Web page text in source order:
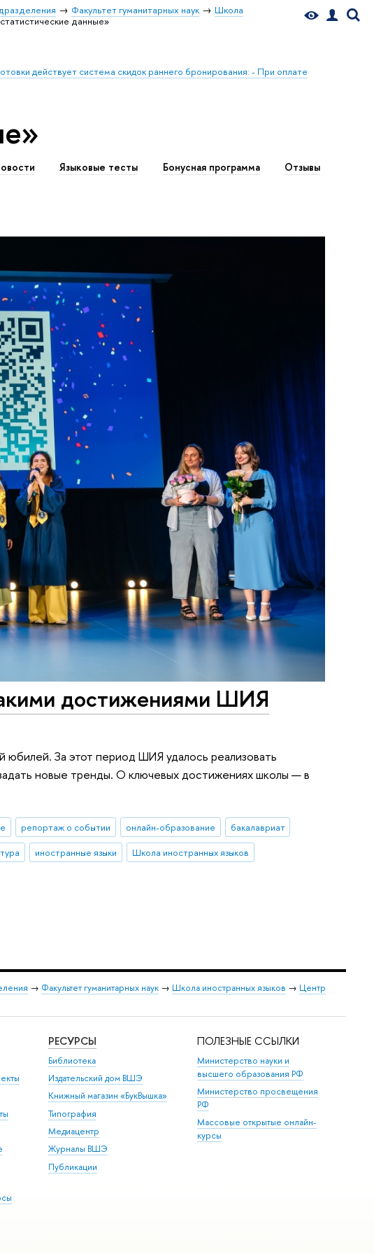
Факультет гуманитарных наук
Школа
данные»
действует система скидок раннего бронирования: - При оплате
Языковые тесты Бонусная программа Отзывы
достижениями ШИЯ
За этот период ШИЯ удалось реализовать
новые тренды. О ключевых достижениях школы — в
репортаж о событии онлайн-образование
бакалавриат
иностранные языки Школа иностранных языков
→ Факультет гуманитарных наук → Школа иностранных языков → Центр
РЕСУРСЫ
Библиотека
Издательский дом ВШЭ
Книжный магазин «БукВышка»
Типография
Медиацентр
Журналы ВШЭ
Публикации
ПОЛЕЗНЫЕ ССЫЛКИ
Министерство науки и
высшего образования РФ
Министерство просвещения
РФ
Массовые открытые онлайн-
курсы